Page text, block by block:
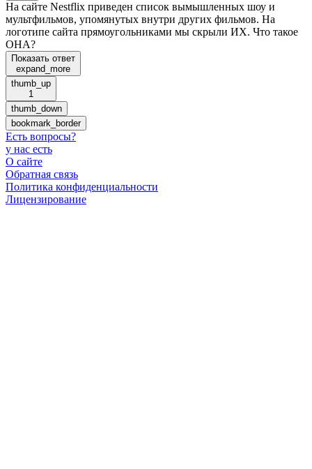
На сайте Nestflix приведен список вымышленных шоу и
мультфильмов, упомянутых внутри других фильмов. На
логотипе сайта прямоугольниками мы скрыли ИХ. Что такое
ОНА?
Показать ответ
expand_more
thumb_up
1
thumb_down
bookmark_border
Есть вопросы?
у нас есть
О сайте
Обратная связь
Политика конфиденциальности
Лицензирование